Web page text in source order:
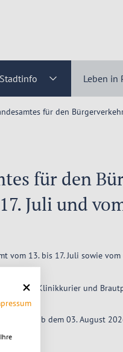
Stadtinfo Leben in
für den
für den
Juli und
vom 13. bis 17. Juli sowie
dem Klinikkurier und
sowie ab dem 03. August